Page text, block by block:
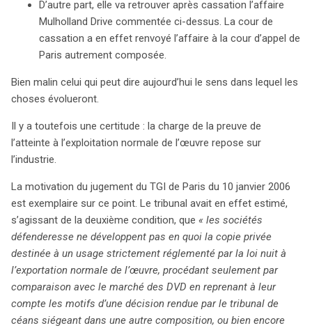
D’autre part, elle va retrouver après cassation l’affaire
Mulholland Drive commentée ci-dessus. La cour de
cassation a en effet renvoyé l’affaire à la cour d’appel de
Paris autrement composée.
Bien malin celui qui peut dire aujourd’hui le sens dans lequel les
choses évolueront.
Il y a toutefois une certitude : la charge de la preuve de
l’atteinte à l’exploitation normale de l’œuvre repose sur
l’industrie.
La motivation du jugement du TGI de Paris du 10 janvier 2006
est exemplaire sur ce point. Le tribunal avait en effet estimé,
s’agissant de la deuxième condition, que « les sociétés
défenderesse ne développent pas en quoi la copie privée
destinée à un usage strictement réglementé par la loi nuit à
l’exportation normale de l’œuvre, procédant seulement par
comparaison avec le marché des DVD en reprenant à leur
compte les motifs d’une décision rendue par le tribunal de
céans siégeant dans une autre composition, ou bien encore
search